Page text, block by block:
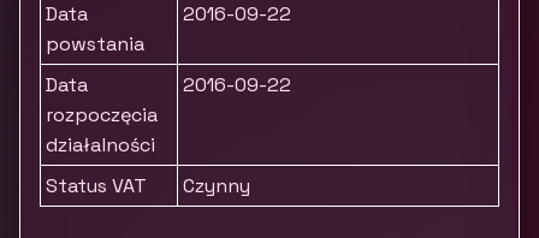
Data
powstania
2016-09-22
Data
rozpoczęcia
działalności
2016-09-22
Status VAT Czynny